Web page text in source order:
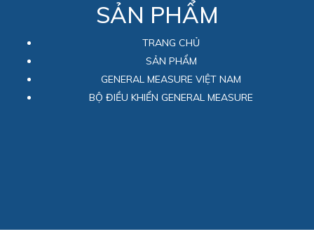
SẢN PHẨM
TRANG CHỦ
SẢN PHẨM
GENERAL MEASURE VIỆT NAM
BỘ ĐIỀU KHIỂN GENERAL MEASURE